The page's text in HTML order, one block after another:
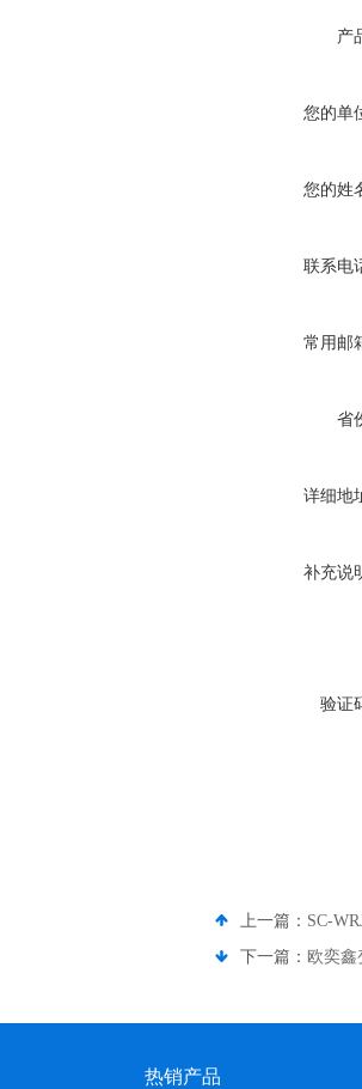
产
您的单
您的姓
联系电
常用邮
省
详细地
补充说
验证
上一篇： SC-
下一篇： 欧奕
热销产品